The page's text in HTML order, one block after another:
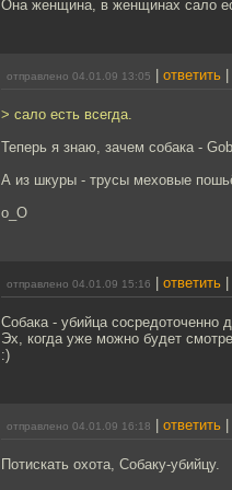
Она женщина, в женщинах сало
отправлено 04.01.09 13:05 ответить
> сало есть всегда.
Теперь я знаю, зачем собака -
А из шкуры - трусы меховые
о_О
отправлено 04.01.09 15:16 ответить
Собака - убийца сосредоточенно
Эх, когда уже можно будет
:)
отправлено 04.01.09 16:18 ответить
Потискать охота, Собаку-убийцу.